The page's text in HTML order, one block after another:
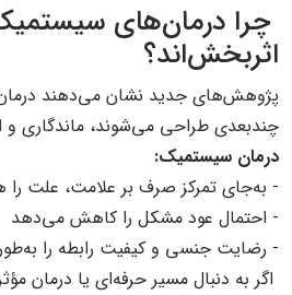
چرا درمان‌های
اثربخش‌اند؟
پژوهش‌های جدید نشان می‌دهند
چندبعدی طراحی می‌شوند، ماندگاری و
درمان سیستمیک:
- به‌جای تمرکز صرف بر علامت، علت
- احتمال عود مشکل را کاهش می‌دهد
- رضایت جنسی و کیفیت رابطه را
اگر به دنبال مسیر حرفه‌ای یا درمان